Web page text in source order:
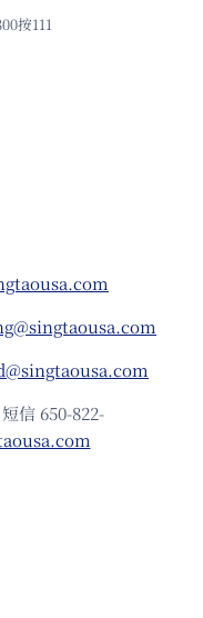
按111
信 650-822-